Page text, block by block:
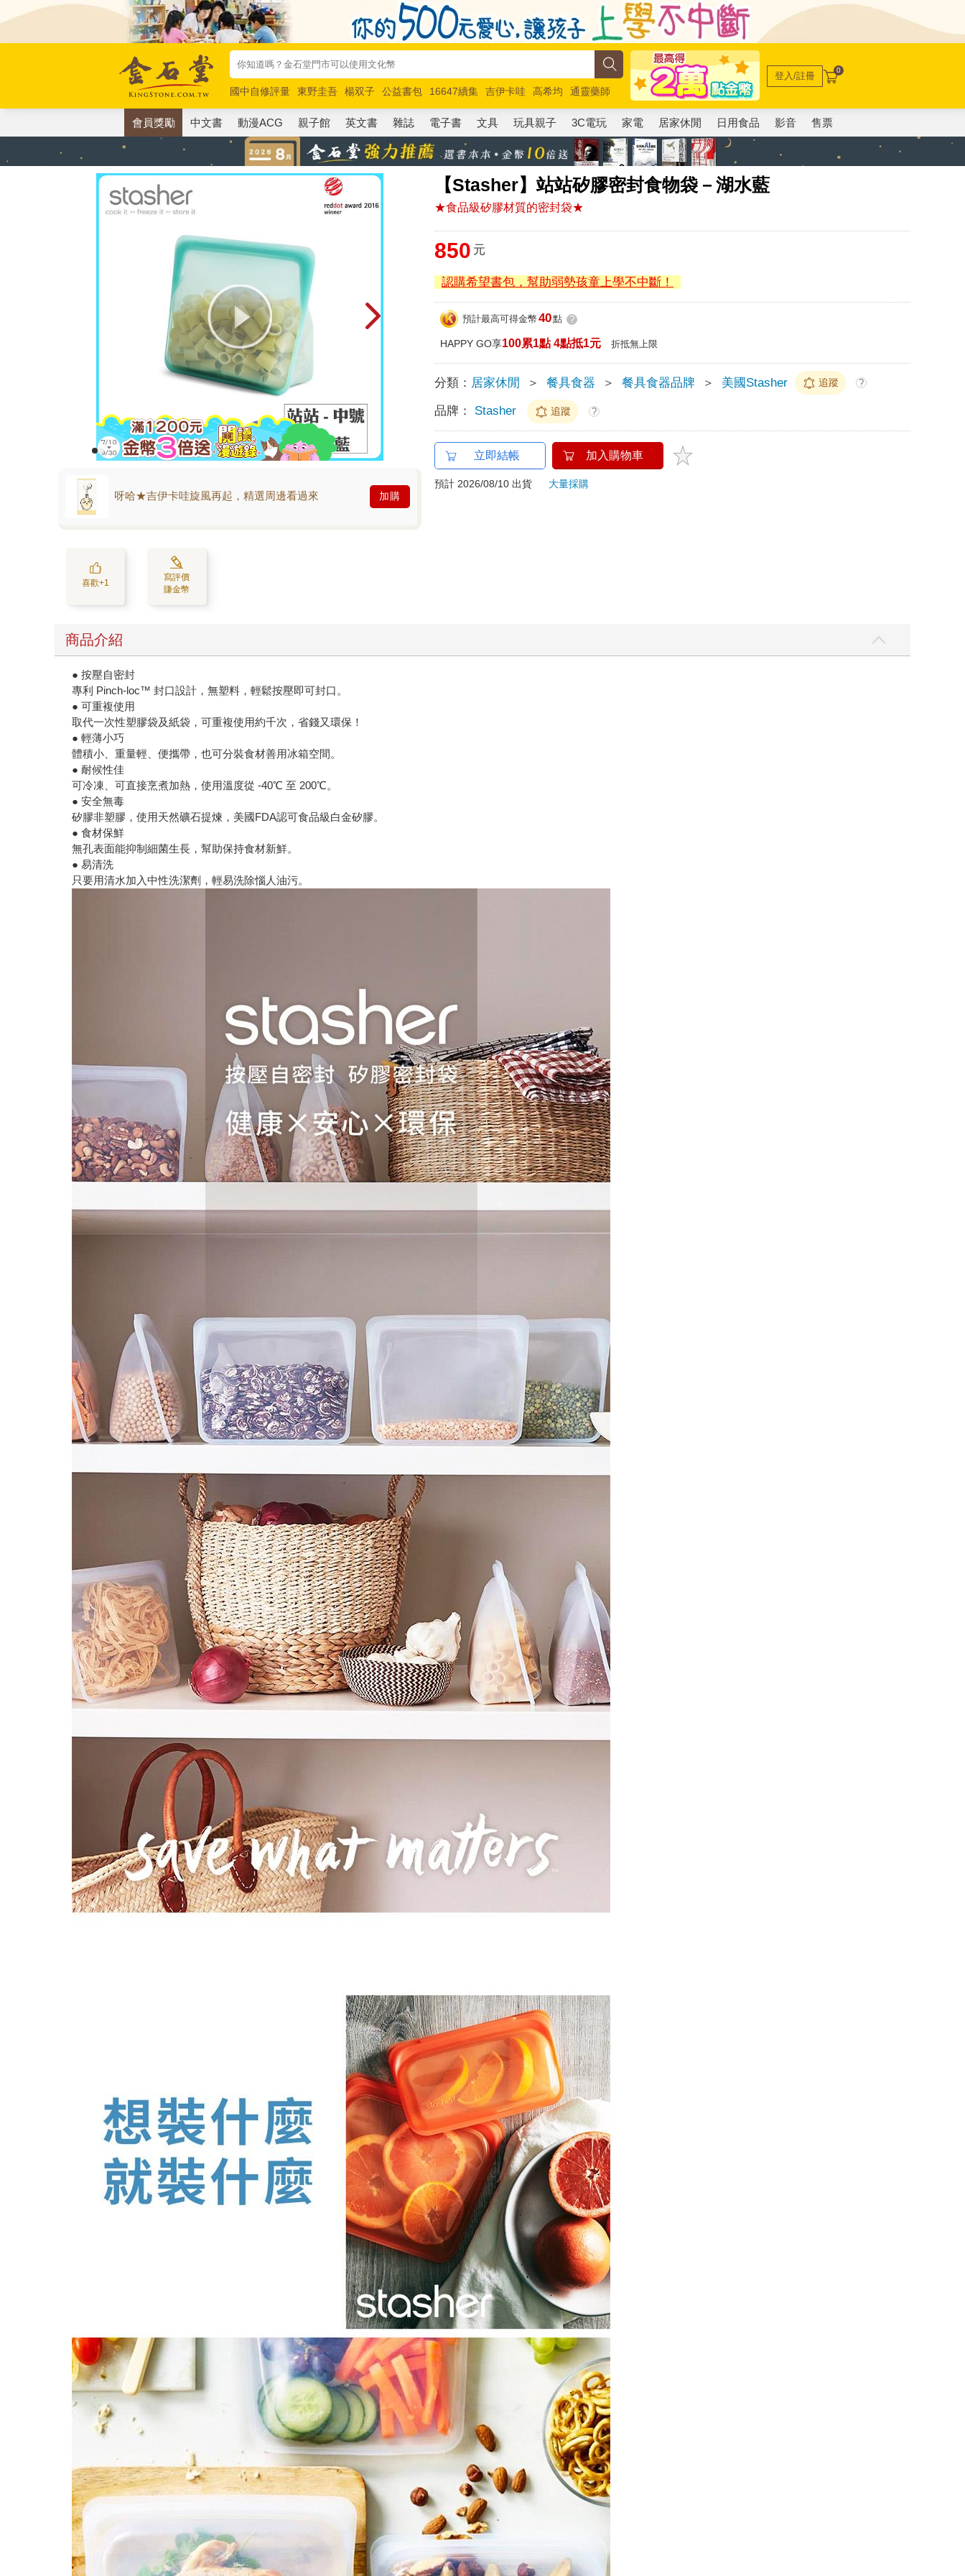
國中自修評量 東野圭吾 楊双子 公益書包 16647續集 吉伊卡哇 高希均
通靈藥師
唯紅花綻放
奧德賽 路邊攤新作 馬斯克 玩具總動員5 超慢跑
登入/註冊 0
會員獎勵 中文書 動漫ACG 親子館 英文書 雜誌 電子書 文具 玩具親子 3C電玩 家電 居家休閒 日用食品 影音 售票
【Stasher】站站矽膠密封食物袋－湖水藍
★食品級矽膠材質的密封袋★
呀哈★吉伊卡哇旋風再起，精選周邊看過來 加購
喜歡+1
寫評價
賺金幣
850 元
認購希望書包，幫助弱勢孩童上學不中斷！
預計最高可得金幣 40點 ?
HAPPY GO享100累1點 4點抵1元 折抵無上限
分類： 居家休閒 ＞ 餐具食器 ＞ 餐具食器品牌 ＞ 美國Stasher 追蹤 ?
品牌： Stasher 追蹤 ?
立即結帳 加入購物車
預計 2026/08/10 出貨 大量採購
商品介紹
● 按壓自密封
專利 Pinch-loc™ 封口設計，無塑料，輕鬆按壓即可封口。
● 可重複使用
取代一次性塑膠袋及紙袋，可重複使用約千次，省錢又環保！
● 輕薄小巧
體積小、重量輕、便攜帶，也可分裝食材善用冰箱空間。
● 耐候性佳
可冷凍、可直接烹煮加熱，使用溫度從 -40℃ 至 200℃。
● 安全無毒
矽膠非塑膠，使用天然礦石提煉，美國FDA認可食品級白金矽膠。
● 食材保鮮
無孔表面能抑制細菌生長，幫助保持食材新鮮。
● 易清洗
只要用清水加入中性洗潔劑，輕易洗除惱人油污。